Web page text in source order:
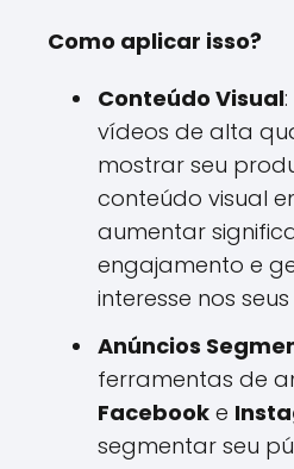
Como aplicar isso?
Conteúdo Visual
vídeos de alta
mostrar seu
conteúdo visual
aumentar
engajamento e
interesse nos
Anúncios
ferramentas de
Facebook e
segmentar seu